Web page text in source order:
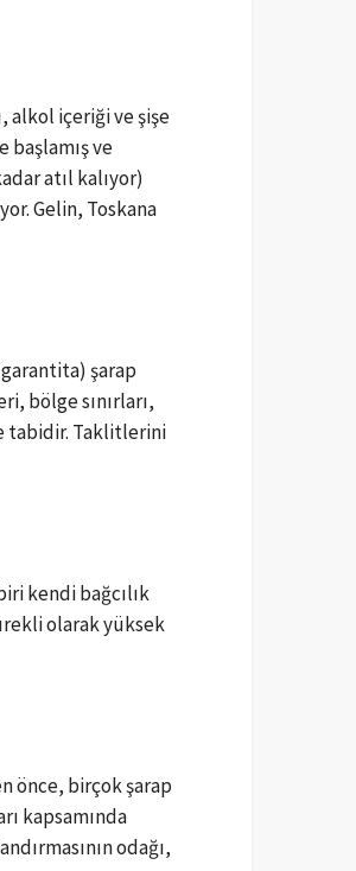
alkol içeriği ve şişe
başlamış ve
atıl kalıyor)
Gelin, Toskana
şarap
bölge sınırları,
tabidir. Taklitlerini
kendi bağcılık
olarak yüksek
önce, birçok şarap
kapsamında
odağı,